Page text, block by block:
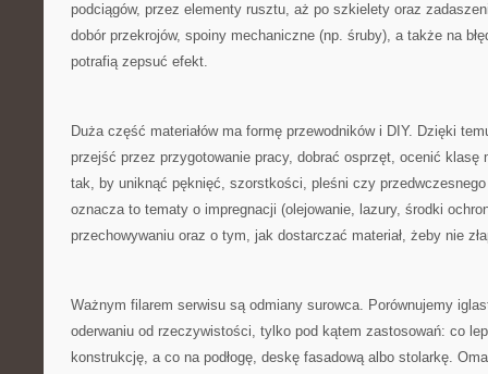
podciągów, przez elementy rusztu, aż po szkielety oraz
dobór przekrojów, spoiny mechaniczne (np. śruby), a także na
potrafią zepsuć efekt.
Duża część materiałów ma formę przewodników i DIY. Dzięki
przejść przez przygotowanie pracy, dobrać osprzęt, ocenić klasę
tak, by uniknąć pęknięć, szorstkości, pleśni czy
oznacza to tematy o impregnacji (olejowanie, lazury, środki
przechowywaniu oraz o tym, jak dostarczać materiał, żeby nie
Ważnym filarem serwisu są odmiany surowca. Porównujemy
oderwaniu od rzeczywistości, tylko pod kątem zastosowań: co
konstrukcję, a co na podłogę, deskę fasadową albo stolarkę.